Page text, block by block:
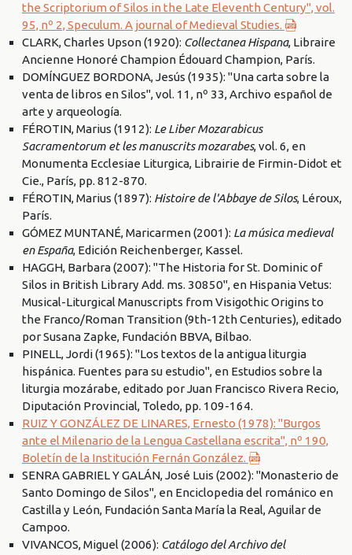
the Scriptorium of Silos in the Late Eleventh Century", vol.
95, nº 2, Speculum. A journal of Medieval Studies.
CLARK, Charles Upson (1920): Collectanea Hispana, Libraire
Ancienne Honoré Champion Édouard Champion, París.
DOMÍNGUEZ BORDONA, Jesús (1935): "Una carta sobre la
venta de libros en Silos", vol. 11, nº 33, Archivo español de
arte y arqueología.
FÉROTIN, Marius (1912): Le Liber Mozarabicus
Sacramentorum et les manuscrits mozarabes, vol. 6, en
Monumenta Ecclesiae Liturgica, Librairie de Firmin-Didot et
Cie., París, pp. 812-870.
FÉROTIN, Marius (1897): Histoire de l'Abbaye de Silos, Léroux,
París.
GÓMEZ MUNTANÉ, Maricarmen (2001): La música medieval
en España, Edición Reichenberger, Kassel.
HAGGH, Barbara (2007): "The Historia for St. Dominic of
Silos in British Library Add. ms. 30850", en Hispania Vetus:
Musical-Liturgical Manuscripts from Visigothic Origins to
the Franco/Roman Transition (9th-12th Centuries), editado
por Susana Zapke, Fundación BBVA, Bilbao.
PINELL, Jordi (1965): "Los textos de la antigua liturgia
hispánica. Fuentes para su estudio", en Estudios sobre la
liturgia mozárabe, editado por Juan Francisco Rivera Recio,
Diputación Provincial, Toledo, pp. 109-164.
RUIZ Y GONZÁLEZ DE LINARES, Ernesto (1978): "Burgos
ante el Milenario de la Lengua Castellana escrita", nº 190,
Boletín de la Institución Fernán González.
SENRA GABRIEL Y GALÁN, José Luis (2002): "Monasterio de
Santo Domingo de Silos", en Enciclopedia del románico en
Castilla y León, Fundación Santa María la Real, Aguilar de
Campoo.
VIVANCOS, Miguel (2006): Catálogo del Archivo del